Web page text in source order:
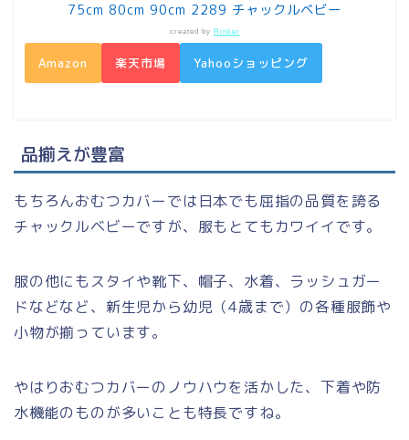
75cm 80cm 90cm 2289 チャックルベビー
created by Rinker
Amazon 楽天市場 Yahooショッピング
品揃えが豊富
もちろんおむつカバーでは日本でも屈指の品質を誇る
チャックルベビーですが、服もとてもカワイイです。
服の他にもスタイや靴下、帽子、水着、ラッシュガー
ドなどなど、新生児から幼児（4歳まで）の各種服飾や
小物が揃っています。
やはりおむつカバーのノウハウを活かした、下着や防
水機能のものが多いことも特長ですね。